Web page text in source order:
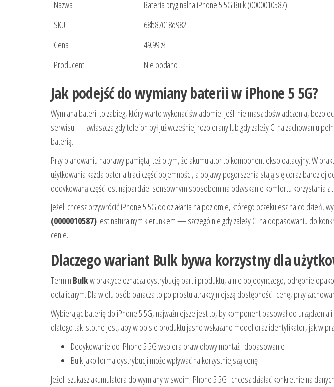
Nazwa
Bateria oryginalna iPhone 5 5G Bulk (0000010587)
SKU
68b87018d982
Cena
49.99 zł
Producent
Nie podano
Jak podejść do wymiany baterii w iPhone 5 5G?
Wymiana baterii to zabieg, który warto wykonać świadomie. Jeśli nie masz doświadczenia,
serwisu — zwłaszcza gdy telefon był już wcześniej rozbierany lub gdy zależy Ci na zachowaniu
baterią.
Przy planowaniu naprawy pamiętaj też o tym, że akumulator to komponent eksploatacyjny. W
użytkowania każda bateria traci część pojemności, a objawy pogorszenia stają się coraz bardziej
dedykowaną część jest najbardziej sensownym sposobem na odzyskanie komfortu korzystania z
Jeżeli chcesz przywrócić iPhone 5 5G do działania na poziomie, którego oczekujesz na co dzień,
(0000010587)jest naturalnym kierunkiem — szczególnie gdy zależy Ci na dopasowaniu do
cenie.
Dlaczego wariant Bulk bywa korzystny dla
Termin Bulkw praktyce oznacza dystrybucję partii produktu, a nie pojedynczego, odrębnie
detalicznym. Dla wielu osób oznacza to po prostu atrakcyjniejszą dostępność i cenę, przy
Wybierając baterię do iPhone 5 5G, najważniejsze jest to, by komponent pasował do urządzenia i
dlatego tak istotne jest, aby w opisie produktu jasno wskazano model oraz identyfikator, jak w
Dedykowanie do iPhone 5 5G wspiera prawidłowy montaż i dopasowanie
Bulk jako forma dystrybucji może wpływać na korzystniejszą cenę
Jeżeli szukasz akumulatora do wymiany w swoim iPhone 5 5G i chcesz działać konkretnie na